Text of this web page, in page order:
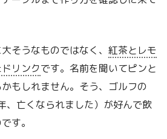
そうなものではなく、 紅茶とレモ
リンクです。名前を聞いてピンと
もしれません。そう、ゴルフの
、亡くなられました）が好んで飲
す。